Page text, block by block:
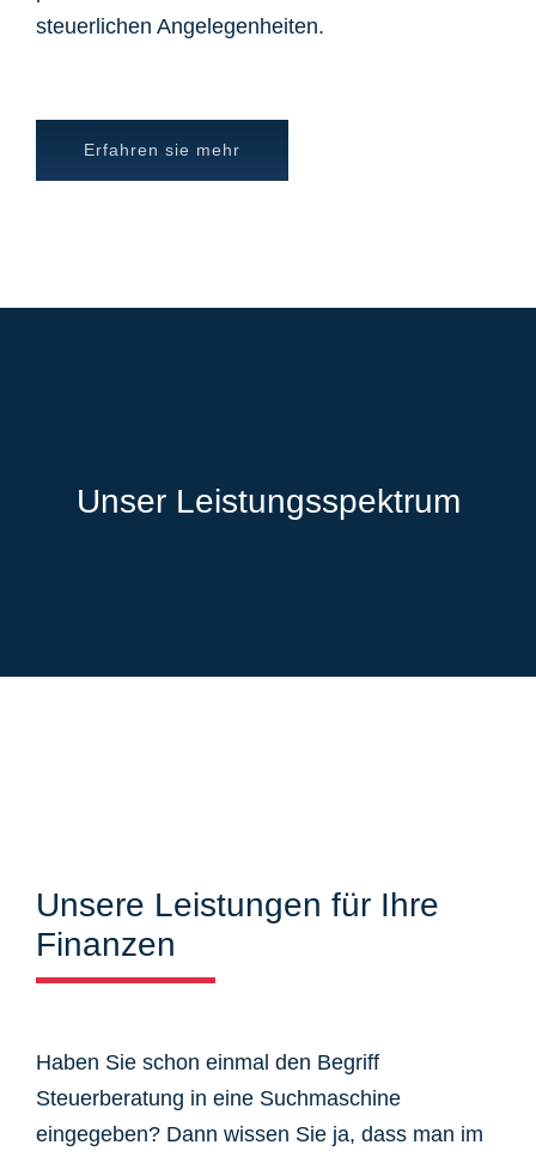
steuerlichen Angelegenheiten.
Erfahren sie mehr
Unser Leistungsspektrum
Unsere Leistungen für Ihre
Finanzen
Haben Sie schon einmal den Begriff
Steuerberatung in eine Suchmaschine
eingegeben? Dann wissen Sie ja, dass man im